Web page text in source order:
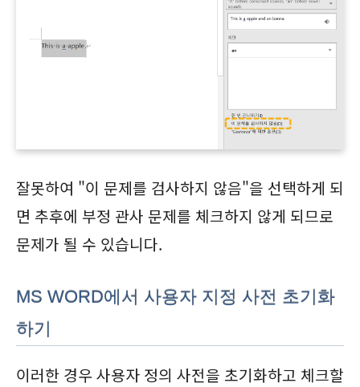
잘못하여 "이 문제를 검사하지 않음"을 선택하게 되
면 추후에 부정 관사 문제를 체크하지 않게 되므로
문제가 될 수 있습니다.
MS WORD에서 사용자 지정 사전 초기화
하기
이러한 경우 사용자 정의 사전을 초기화하고 체크할